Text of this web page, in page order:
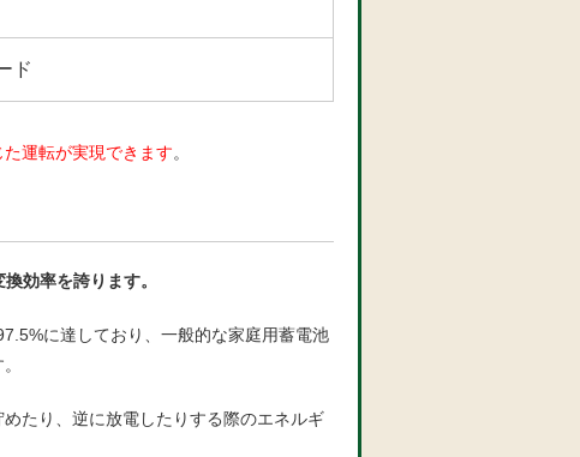
ド
運転が実現できます。
効率を誇ります。
に達しており、一般的な家庭用蓄電池
たり、逆に放電したりする際のエネルギ